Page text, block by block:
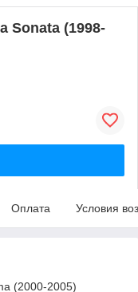
Sonata (1998-
Оплата Условия
(2000-2005)